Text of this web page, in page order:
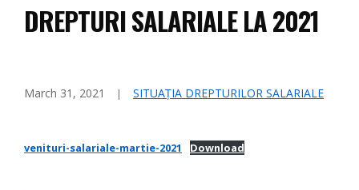
DREPTURI SALARIALE LA 2021
March 31, 2021 SITUAȚIA DREPTURILOR SALARIALE
venituri-salariale-martie-2021 Download